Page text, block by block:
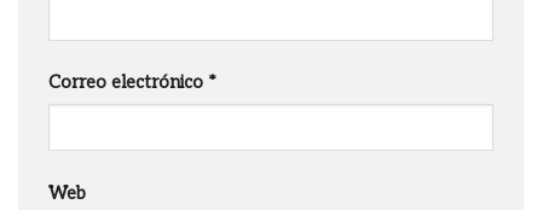
Correo electrónico *
Web